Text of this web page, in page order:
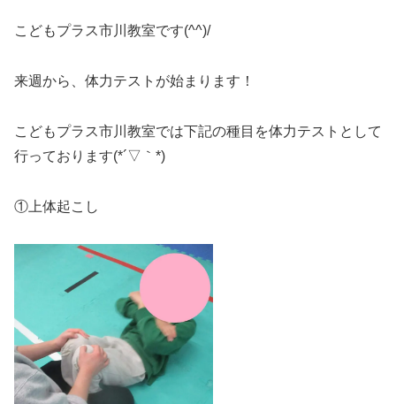
こどもプラス市川教室です(^^)/
来週から、体力テストが始まります！
こどもプラス市川教室では下記の種目を体力テストとして
行っております(*´▽｀*)
①上体起こし